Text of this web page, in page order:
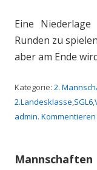
Eine
Runden zu
aber am Ende
Kategorie: 2.
2.Landesklasse,SGL6,
admin. Kommentieren
Mannschaften